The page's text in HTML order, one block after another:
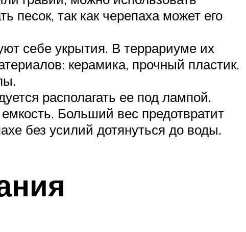
песок, так как черепаха может его
себе укрытия. В террариуме их
керамика, прочный пластик.
располагать ее под лампой.
Больший вес предотвратит
без усилий дотянуться до воды.